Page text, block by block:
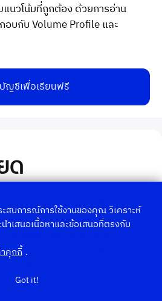
นวโน้มที่ถูกต้อง ด้วยการอ่าน
อบกับ Volume Profile และ
ญชีเพื่อเรียนฟรี
ด
มแนวโน้มในตลาด FUTURES:
นการพัฒนาความเข้าใจใน
ลงทุนตามแนวโน้ม (Trend
ะห์พฤติกรรมของกราฟราคา
สบการณ์การใช้งานของคุณ วิเคราะห์
ำเสนอเนื้อหาและข้อเสนอที่ตรงกับ
คุกกี้ .
Got it!